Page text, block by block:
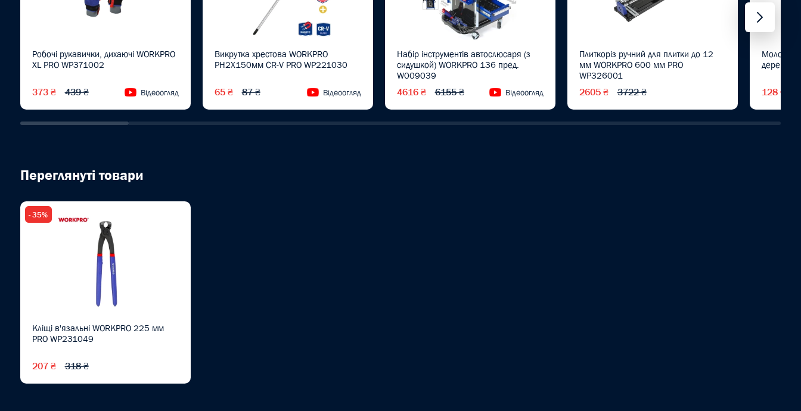
Робочі рукавички, дихаючі WORKPRO
XL PRO WP371002
373 ₴ 439 ₴ Відеоогляд
Викрутка хрестова WORKPRO
PH2X150мм CR-V PRO WP221030
65 ₴ 87 ₴ Відеоогляд
Набір інструментів автослюсаря (з
сидушкой) WORKPRO 136 пред.
W009039
4616 ₴ 6155 ₴ Відеоогляд
Плиткоріз ручний для плитки до 12
мм WORKPRO 600 мм PRO
WP326001
2605 ₴ 3722 ₴
Молоток
128 ₴
Переглянуті товари
- 35%
Кліщі в'язальні WORKPRO 225 мм
PRO WP231049
207 ₴ 318 ₴